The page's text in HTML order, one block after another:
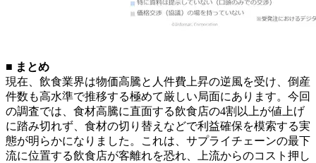
■ まとめ
現在、飲食業界は物価高騰と人件費上昇の逆風を受け、倒産
件数も高水準で推移する極めて厳しい局面にあります。今回
の調査では、食材高騰に直面する飲食店の4割以上が値上げ
に踏み切れず、食材の切り替えなどで利益確保を模索する実
態が明らかになりました。これは、サプライチェーンの最下
流に位置する飲食店が客離れを恐れ、上流からのコスト押し